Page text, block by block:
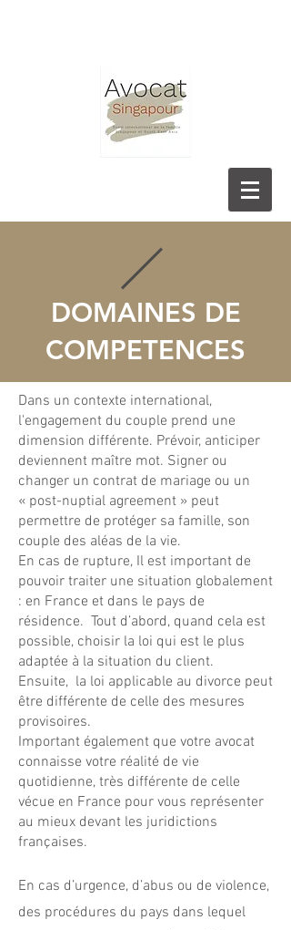
DOMAINES DE
COMPETENCES
Dans un contexte international,
l'engagement du couple prend une
dimension différente. Prévoir, anticiper
deviennent maître mot. Signer ou
changer un contrat de mariage ou un
« post-nuptial agreement » peut
permettre de protéger sa famille, son
couple des aléas de la vie.
En cas de rupture, Il est important de
pouvoir traiter une situation globalement
: en France et dans le pays de
résidence. Tout d’abord, quand cela est
possible, choisir la loi qui est le plus
adaptée à la situation du client.
Ensuite, la loi applicable au divorce peut
être différente de celle des mesures
provisoires.
Important également que votre avocat
connaisse votre réalité de vie
quotidienne, très différente de celle
vécue en France pour vous représenter
au mieux devant les juridictions
françaises.
En cas d’urgence, d’abus ou de violence,
des procédures du pays dans lequel